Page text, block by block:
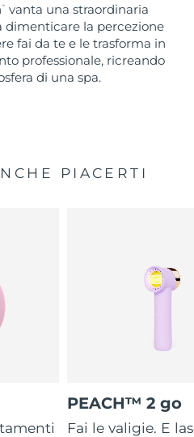
™
vanta una straordinaria
dimenticare la percezione
fai da te e le trasforma in
professionale, ricreando
di una spa.
PIACERTI
PEACH™ 2 go
Fai le valigie. E